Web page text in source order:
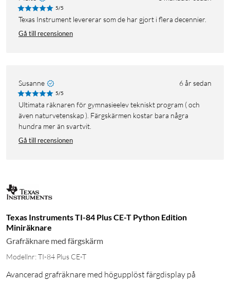
5/5
Texas Instrument levererar som de har gjort i flera decennier.
Gå till recensionen
Susanne 6 år sedan
5/5
Ultimata räknaren för gymnasieelev tekniskt program ( och
även naturvetenskap ). Färgskärmen kostar bara några
hundra mer än svartvit.
Gå till recensionen
Texas Instruments TI-84 Plus CE-T Python Edition
Miniräknare
Grafräknare med färgskärm
Modellnr: TI-84 Plus CE-T
Avancerad grafräknare med högupplöst färgdisplay på